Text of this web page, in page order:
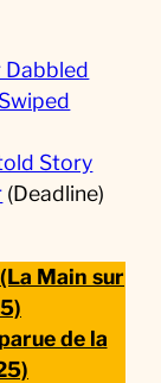
Dabbled
Story
(Deadline)
Main sur
de la